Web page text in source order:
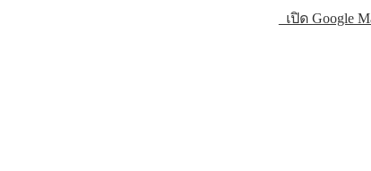
เปิด Google